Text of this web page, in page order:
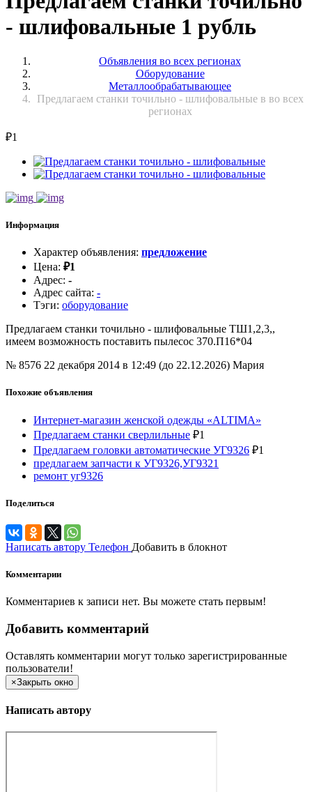
- шлифовальные 1 рубль
Объявления во всех регионах
Оборудование
Металлообрабатывающее
Предлагаем станки точильно - шлифовальные в во всех
регионах
₽1
Информация
Характер объявления: предложение
Цена: ₽1
Адрес: -
Адрес сайта: -
Тэги: оборудование
Предлагаем станки точильно - шлифовальные ТШ1,2,3,,
имеем возможность поставить пылесос 370.П16*04
№ 8576 22 декабря 2014 в 12:49 (до 22.12.2026) Мария
Похожие объявления
Интернет-магазин женской одежды «ALTIMA»
Предлагаем станки сверлильные ₽1
Предлагаем головки автоматические УГ9326 ₽1
предлагаем запчасти к УГ9326,УГ9321
ремонт уг9326
Поделиться
Написать автору Телефон Добавить в блокнот
Комментарии
Комментариев к записи нет. Вы можете стать первым!
Добавить комментарий
Оставлять комментарии могут только зарегистрированные
пользователи!
×Закрыть окно
Написать автору